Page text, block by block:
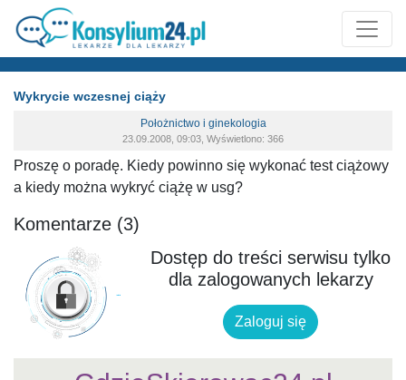
Wykrycie wczesnej ciąży
Położnictwo i ginekologia
23.09.2008, 09:03, Wyświetlono: 366
Proszę o poradę. Kiedy powinno się wykonać test ciążowy
a kiedy można wykryć ciążę w usg?
Komentarze (3)
Dostęp do treści serwisu tylko
dla zalogowanych lekarzy
Zaloguj się